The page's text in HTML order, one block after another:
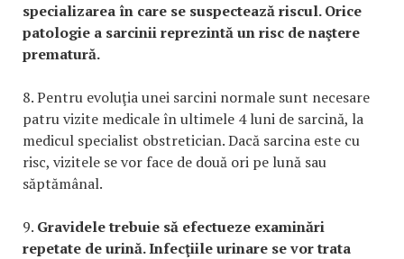
specializarea în care se suspectează riscul. Orice
patologie a sarcinii reprezintă un risc de naştere
prematură.
8. Pentru evoluţia unei sarcini normale sunt necesare
patru vizite medicale în ultimele 4 luni de sarcină, la
medicul specialist obstretician. Dacă sarcina este cu
risc, vizitele se vor face de două ori pe lună sau
săptămânal.
9. Gravidele trebuie să efectueze examinări
repetate de urină. Infecţiile urinare se vor trata